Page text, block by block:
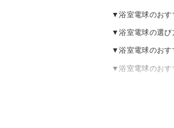
浴室電球のお
浴室電球の選び
浴室電球のお
浴室電球のおす